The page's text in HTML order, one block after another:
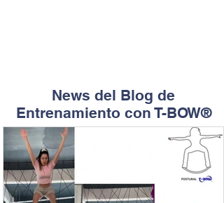
News del Blog de
Entrenamiento con T-BOW®